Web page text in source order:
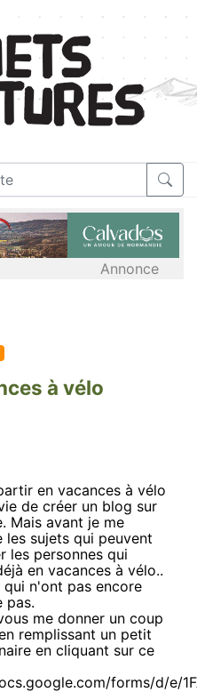
Annonce
à vélo
en vacances à vélo
de créer un blog sur
Mais avant je me
les sujets qui peuvent
les personnes qui
en vacances à vélo..
qui n'ont pas encore
pas.
me donner un coup
remplissant un petit
en cliquant sur ce
forms/d/e/